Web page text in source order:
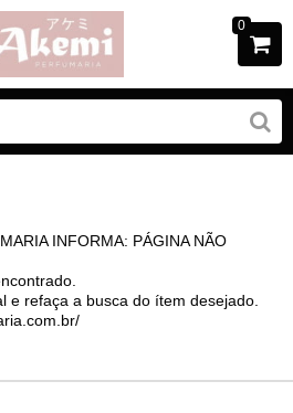
0
INFORMA: PÁGINA NÃO
e refaça a busca do ítem desejado.